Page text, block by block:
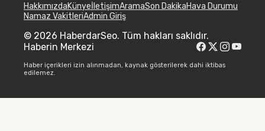
HakkımızdaKünyeİletişimAramaSon DakikaHava Durumu
Namaz VakitleriAdmin Giriş
© 2026 HaberdarSeo. Tüm hakları saklıdır.
Haberin Merkezi
Haber içerikleri izin alınmadan, kaynak gösterilerek dahi iktibas
edilemez.